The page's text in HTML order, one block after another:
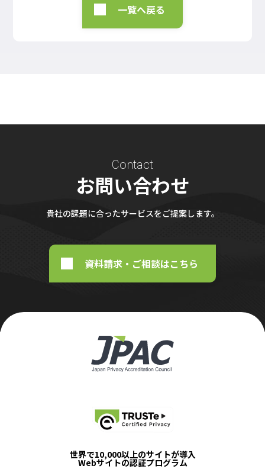
一覧へ戻る
Contact
お問い合わせ
貴社の課題に合ったサービスをご提案します。
資料請求・ご相談はこちら
世界で10,000以上のサイトが導入
Webサイトの認証プログラム